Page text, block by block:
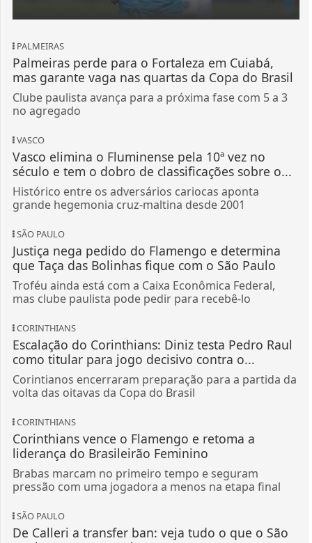
PALMEIRAS
Palmeiras perde para o Fortaleza em Cuiabá,
mas garante vaga nas quartas da Copa do Brasil
Clube paulista avança para a próxima fase com 5 a 3
no agregado
VASCO
Vasco elimina o Fluminense pela 10ª vez no
século e tem o dobro de classificações sobre o...
Histórico entre os adversários cariocas aponta
grande hegemonia cruz-maltina desde 2001
SÃO PAULO
Justiça nega pedido do Flamengo e determina
que Taça das Bolinhas fique com o São Paulo
Troféu ainda está com a Caixa Econômica Federal,
mas clube paulista pode pedir para recebê-lo
CORINTHIANS
Escalação do Corinthians: Diniz testa Pedro Raul
como titular para jogo decisivo contra o...
Corintianos encerraram preparação para a partida da
volta das oitavas da Copa do Brasil
CORINTHIANS
Corinthians vence o Flamengo e retoma a
liderança do Brasileirão Feminino
Brabas marcam no primeiro tempo e seguram
pressão com uma jogadora a menos na etapa final
SÃO PAULO
De Calleri a transfer ban: veja tudo o que o São